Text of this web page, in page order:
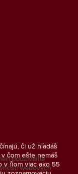
či už hľadáš
čom ešte nemáš
v ňom viac ako 55
používame
webových